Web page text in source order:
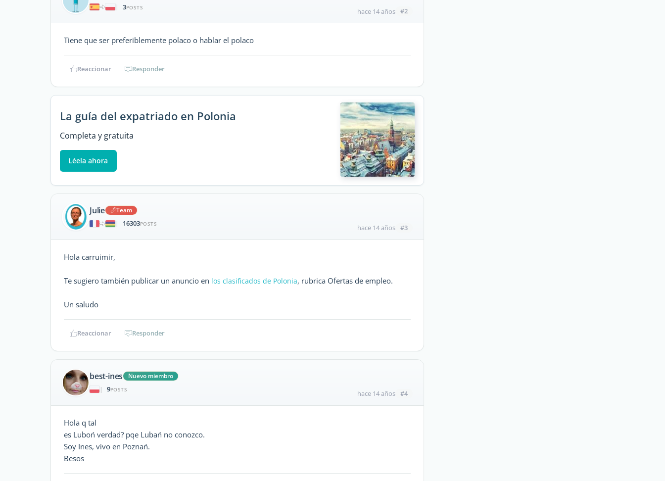
|
3POSTS hace 14 años #2
Tiene que ser preferiblemente polaco o hablar el polaco
Reaccionar Responder
La guía del expatriado en Polonia
Completa y gratuita
Léela ahora
Julie
Team
|
16303POSTS hace 14 años #3
Hola carruimir,
Te sugiero también publicar un anuncio en los clasificados de Polonia, rubrica Ofertas de empleo.
Un saludo
Reaccionar Responder
best-ines
Nuevo miembro
|
9POSTS hace 14 años #4
Hola q tal
es Luboń verdad? pqe Lubań no conozco.
Soy Ines, vivo en Poznań.
Besos